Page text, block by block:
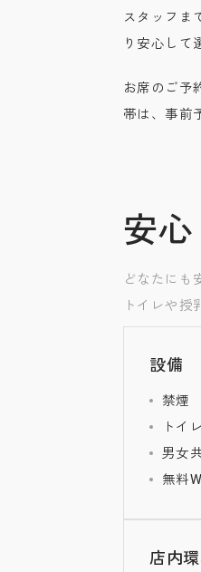
スタッフま
り安心して
お席のご予
帯は、事前
安
どなたにも
トイレや
設備
禁煙
トイ
男女
無料
店内